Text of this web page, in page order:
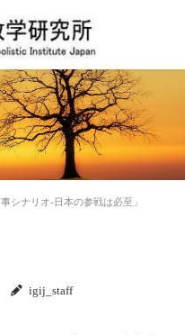
事シナリオ-日本の参戦は必至」
igij_staff